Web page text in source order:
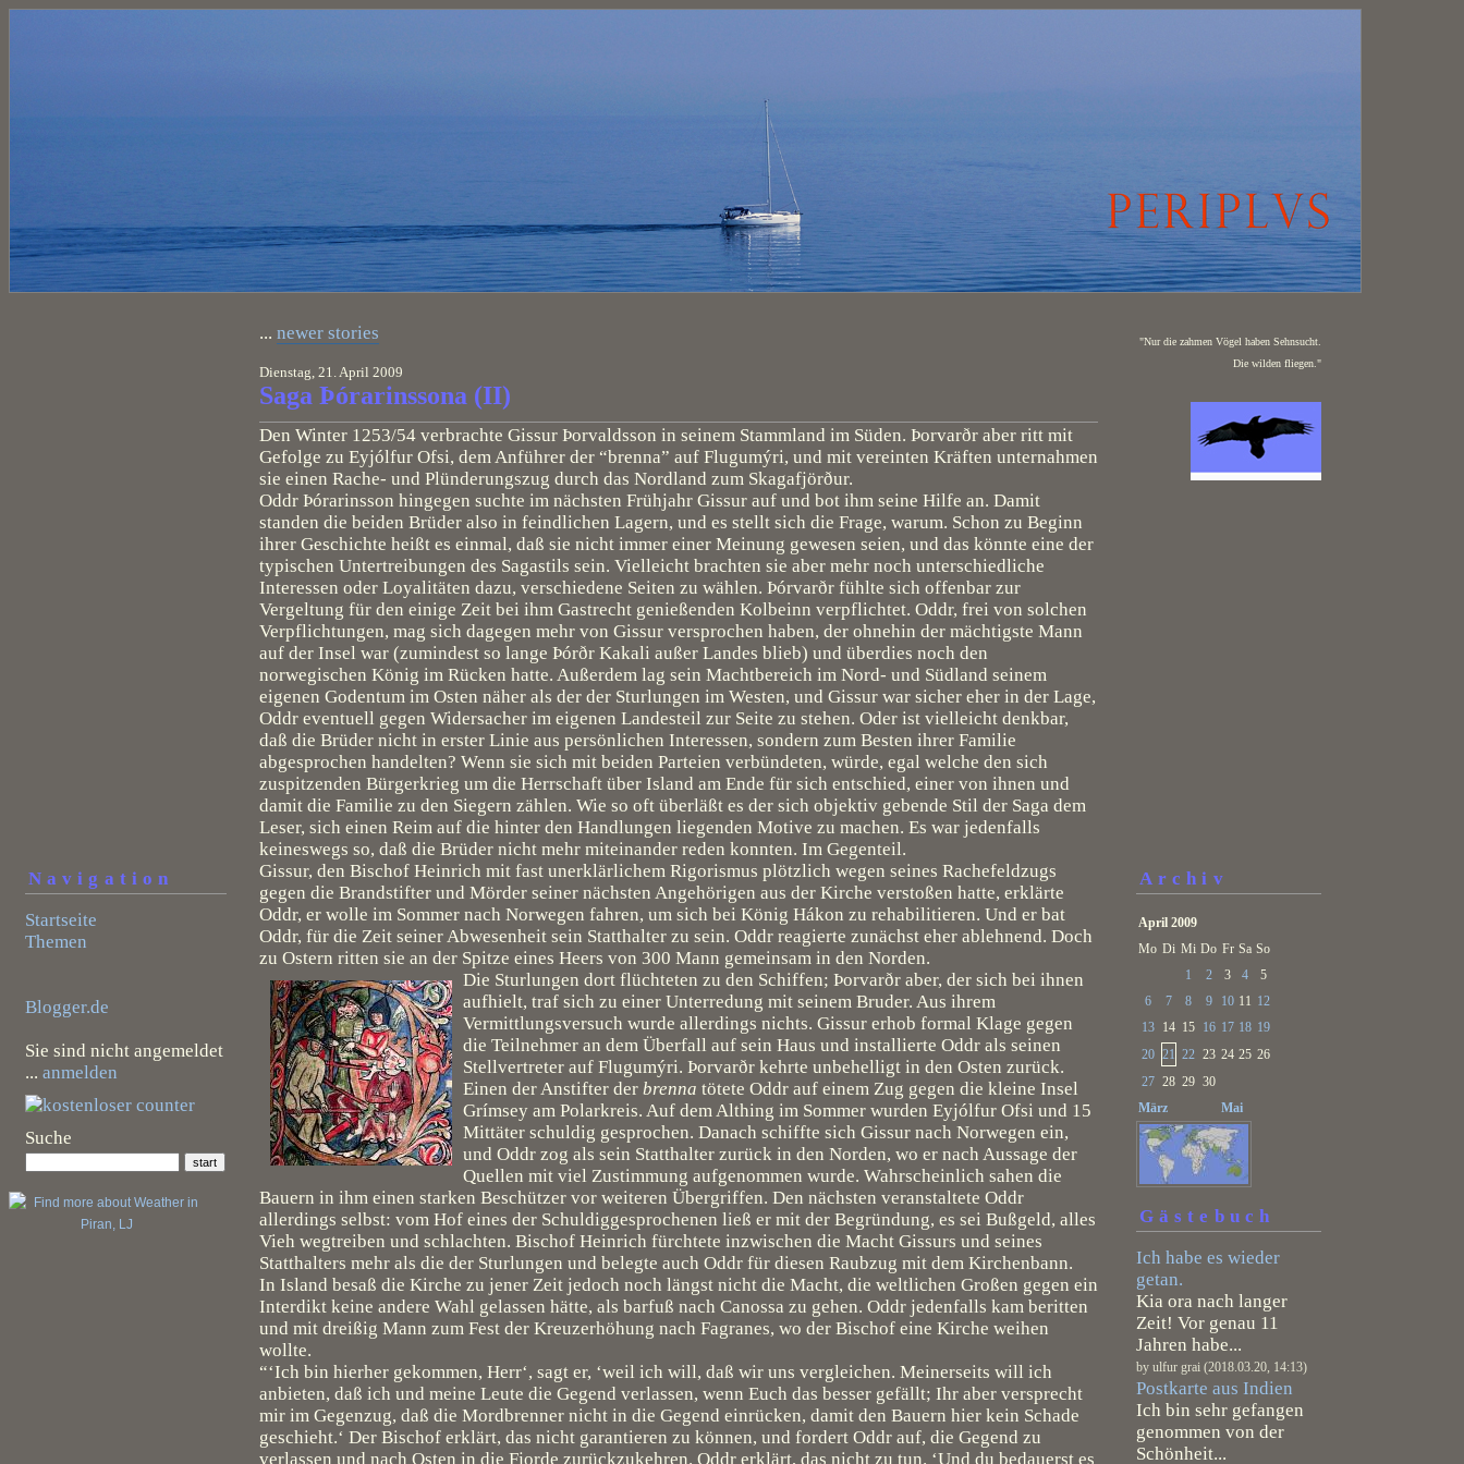
Navigation
Startseite
Themen
Blogger.de
Sie sind nicht angemeldet
... anmelden
Suche
... newer stories
Dienstag, 21. April 2009
Saga Þórarinssona (II)
Den Winter 1253/54 verbrachte Gissur Þorvaldsson in seinem Stammland im Süden. Þorvarðr aber ritt mit
Gefolge zu Eyjólfur Ofsi, dem Anführer der “brenna” auf Flugumýri, und mit vereinten Kräften unternahmen
sie einen Rache- und Plünderungszug durch das Nordland zum Skagafjörður.
Oddr Þórarinsson hingegen suchte im nächsten Frühjahr Gissur auf und bot ihm seine Hilfe an. Damit
standen die beiden Brüder also in feindlichen Lagern, und es stellt sich die Frage, warum. Schon zu Beginn
ihrer Geschichte heißt es einmal, daß sie nicht immer einer Meinung gewesen seien, und das könnte eine der
typischen Untertreibungen des Sagastils sein. Vielleicht brachten sie aber mehr noch unterschiedliche
Interessen oder Loyalitäten dazu, verschiedene Seiten zu wählen. Þórvarðr fühlte sich offenbar zur
Vergeltung für den einige Zeit bei ihm Gastrecht genießenden Kolbeinn verpflichtet. Oddr, frei von solchen
Verpflichtungen, mag sich dagegen mehr von Gissur versprochen haben, der ohnehin der mächtigste Mann
auf der Insel war (zumindest so lange Þórðr Kakali außer Landes blieb) und überdies noch den
norwegischen König im Rücken hatte. Außerdem lag sein Machtbereich im Nord- und Südland seinem
eigenen Godentum im Osten näher als der der Sturlungen im Westen, und Gissur war sicher eher in der Lage,
Oddr eventuell gegen Widersacher im eigenen Landesteil zur Seite zu stehen. Oder ist vielleicht denkbar,
daß die Brüder nicht in erster Linie aus persönlichen Interessen, sondern zum Besten ihrer Familie
abgesprochen handelten? Wenn sie sich mit beiden Parteien verbündeten, würde, egal welche den sich
zuspitzenden Bürgerkrieg um die Herrschaft über Island am Ende für sich entschied, einer von ihnen und
damit die Familie zu den Siegern zählen. Wie so oft überläßt es der sich objektiv gebende Stil der Saga dem
Leser, sich einen Reim auf die hinter den Handlungen liegenden Motive zu machen. Es war jedenfalls
keineswegs so, daß die Brüder nicht mehr miteinander reden konnten. Im Gegenteil.
Gissur, den Bischof Heinrich mit fast unerklärlichem Rigorismus plötzlich wegen seines Rachefeldzugs
gegen die Brandstifter und Mörder seiner nächsten Angehörigen aus der Kirche verstoßen hatte, erklärte
Oddr, er wolle im Sommer nach Norwegen fahren, um sich bei König Hákon zu rehabilitieren. Und er bat
Oddr, für die Zeit seiner Abwesenheit sein Statthalter zu sein. Oddr reagierte zunächst eher ablehnend. Doch
zu Ostern ritten sie an der Spitze eines Heers von 300 Mann gemeinsam in den Norden.
Die Sturlungen dort flüchteten zu den Schiffen; Þorvarðr aber, der sich bei ihnen
aufhielt, traf sich zu einer Unterredung mit seinem Bruder. Aus ihrem
Vermittlungsversuch wurde allerdings nichts. Gissur erhob formal Klage gegen
die Teilnehmer an dem Überfall auf sein Haus und installierte Oddr als seinen
Stellvertreter auf Flugumýri. Þorvarðr kehrte unbehelligt in den Osten zurück.
Einen der Anstifter der brenna tötete Oddr auf einem Zug gegen die kleine Insel
Grímsey am Polarkreis. Auf dem Althing im Sommer wurden Eyjólfur Ofsi und 15
Mittäter schuldig gesprochen. Danach schiffte sich Gissur nach Norwegen ein,
und Oddr zog als sein Statthalter zurück in den Norden, wo er nach Aussage der
Quellen mit viel Zustimmung aufgenommen wurde. Wahrscheinlich sahen die
Bauern in ihm einen starken Beschützer vor weiteren Übergriffen. Den nächsten veranstaltete Oddr
allerdings selbst: vom Hof eines der Schuldiggesprochenen ließ er mit der Begründung, es sei Bußgeld, alles
Vieh wegtreiben und schlachten. Bischof Heinrich fürchtete inzwischen die Macht Gissurs und seines
Statthalters mehr als die der Sturlungen und belegte auch Oddr für diesen Raubzug mit dem Kirchenbann.
In Island besaß die Kirche zu jener Zeit jedoch noch längst nicht die Macht, die weltlichen Großen gegen ein
Interdikt keine andere Wahl gelassen hätte, als barfuß nach Canossa zu gehen. Oddr jedenfalls kam beritten
und mit dreißig Mann zum Fest der Kreuzerhöhung nach Fagranes, wo der Bischof eine Kirche weihen
wollte.
“‘Ich bin hierher gekommen, Herr‘, sagt er, ‘weil ich will, daß wir uns vergleichen. Meinerseits will ich
anbieten, daß ich und meine Leute die Gegend verlassen, wenn Euch das besser gefällt; Ihr aber versprecht
mir im Gegenzug, daß die Mordbrenner nicht in die Gegend einrücken, damit den Bauern hier kein Schade
geschieht.‘ Der Bischof erklärt, das nicht garantieren zu können, und fordert Oddr auf, die Gegend zu
verlassen und nach Osten in die Fjorde zurückzukehren. Oddr erklärt, das nicht zu tun. ‘Und du bedauerst es
"Nur die zahmen Vögel haben Sehnsucht.
Die wilden fliegen."
Archiv
April 2009
Mo Di Mi Do Fr Sa So
1
2 3 4
5
6
7 8 9 10 11 12
13
14 15 16 17 18 19
20 21 22 23 24 25 26
27 28 29 30
März
Mai
Gästebuch
Ich habe es wieder
getan.
Kia ora nach langer
Zeit! Vor genau 11
Jahren habe...
by ulfur grai (2018.03.20, 14:13)
Postkarte aus Indien
Ich bin sehr gefangen
genommen von der
Schönheit...